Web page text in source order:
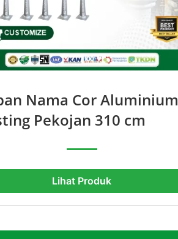
Nama Cor Aluminium
Pekojan 310 cm
Lihat Produk